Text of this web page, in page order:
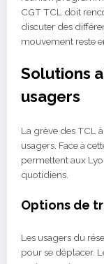
CGT TCL doit
discuter des
mouvement reste
Solutions
usagers
La grève des TCL
usagers. Face à
permettent aux
quotidiens.
Options de
Les usagers du
pour se déplacer.